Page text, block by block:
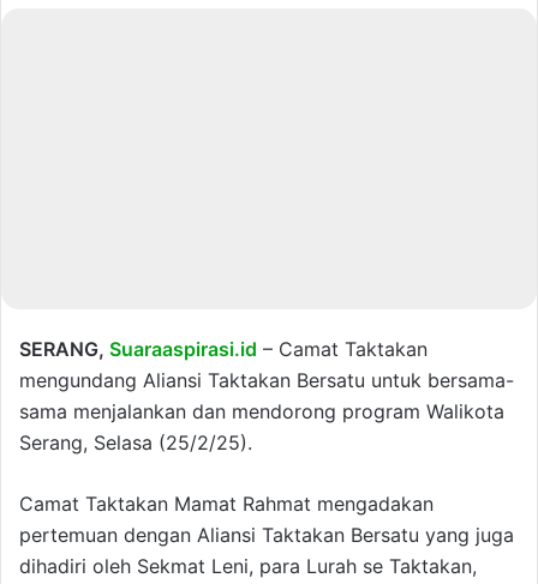
SERANG, Suaraaspirasi.id – Camat Taktakan
mengundang Aliansi Taktakan Bersatu untuk bersama-
sama menjalankan dan mendorong program Walikota
Serang, Selasa (25/2/25).
Camat Taktakan Mamat Rahmat mengadakan
pertemuan dengan Aliansi Taktakan Bersatu yang juga
dihadiri oleh Sekmat Leni, para Lurah se Taktakan,